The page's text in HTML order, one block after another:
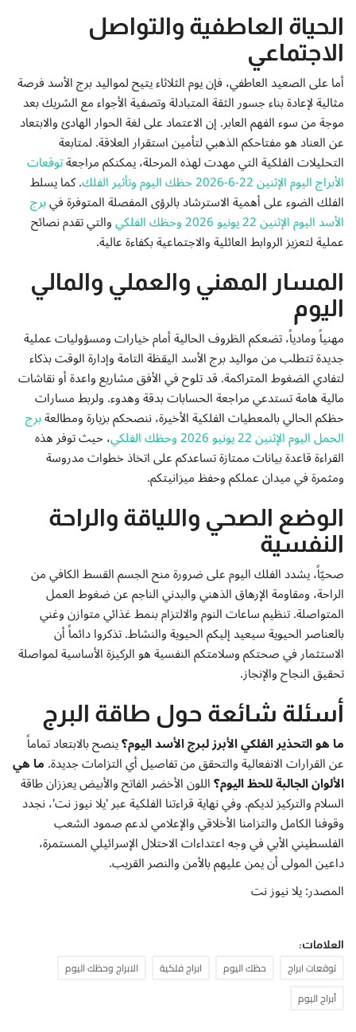
الحياة العاطفية والتواصل
الاجتماعي
أما على الصعيد العاطفي، فإن يوم الثلاثاء يتيح لمواليد برج الأسد فرصة
مثالية لإعادة بناء جسور الثقة المتبادلة وتصفية الأجواء مع الشريك بعد
موجة من سوء الفهم العابر. إن الاعتماد على لغة الحوار الهادئ والابتعاد
عن العناد هو مفتاحكم الذهبي لتأمين استقرار العلاقة. لمتابعة
التحليلات الفلكية التي مهدت لهذه المرحلة، يمكنكم مراجعةتوقعات
الأبراج اليوم الإثنين 22-6-2026 حظك اليوم وتأثير الفلك . كما يسلط
الفلك الضوء على أهمية الاسترشاد بالرؤى المفصلة المتوفرة فيبرج
الأسد اليوم الإثنين 22 يونيو 2026 وحظك الفلكي والتي تقدم نصائح
عملية لتعزيز الروابط العائلية والاجتماعية بكفاءة عالية.
المسار المهني والعملي والمالي
اليوم
مهنياً ومادياً، تضعكم الظروف الحالية أمام خيارات ومسؤوليات عملية
جديدة تتطلب من مواليد برج الأسد اليقظة التامة وإدارة الوقت بذكاء
لتفادي الضغوط المتراكمة. قد تلوح في الأفق مشاريع واعدة أو نقاشات
مالية هامة تستدعي مراجعة الحسابات بدقة وهدوء. ولربط مسارات
حظكم الحالي بالمعطيات الفلكية الأخيرة، ننصحكم بزيارة ومطالعةبرج
الحمل اليوم الإثنين 22 يونيو 2026 وحظك الفلكي ، حيث توفر هذه
القراءة قاعدة بيانات ممتازة تساعدكم على اتخاذ خطوات مدروسة
ومثمرة في ميدان عملكم وحفظ ميزانيتكم.
الوضع الصحي واللياقة والراحة
النفسية
صحيّاً، يشدد الفلك اليوم على ضرورة منح الجسم القسط الكافي من
الراحة، ومقاومة الإرهاق الذهني والبدني الناجم عن ضغوط العمل
المتواصلة. تنظيم ساعات النوم والالتزام بنمط غذائي متوازن وغني
بالعناصر الحيوية سيعيد إليكم الحيوية والنشاط. تذكروا دائماً أن
الاستثمار في صحتكم وسلامتكم النفسية هو الركيزة الأساسية لمواصلة
تحقيق النجاح والإنجاز.
أسئلة شائعة حول طاقة البرج
ما هو التحذير الفلكي الأبرز لبرج الأسد اليوم؟ينصح بالابتعاد تماماً
عن القرارات الانفعالية والتحقق من تفاصيل أي التزامات جديدة.ما هي
الألوان الجالبة للحظ اليوم؟اللون الأخضر الفاتح والأبيض يعززان طاقة
السلام والتركيز لديكم. وفي نهاية قراءتنا الفلكية عبر 'يلا نيوز نت'، نجدد
وقوفنا الكامل والتزامنا الأخلاقي والإعلامي لدعم صمود الشعب
الفلسطيني الأبي في وجه اعتداءات الاحتلال الإسرائيلي المستمرة،
داعين المولى أن يمن عليهم بالأمن والنصر القريب.
المصدر: يلا نيوز نت
العلامات:
توقعات ابراج حظك اليوم ابراج فلكية
الابراج وحظك اليوم
أبراج اليوم